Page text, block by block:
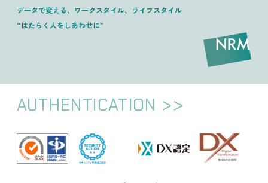
データで変える、ワークスタイル、ライフスタイル
“はたらく人をしあわせに”
AUTHENTICATION